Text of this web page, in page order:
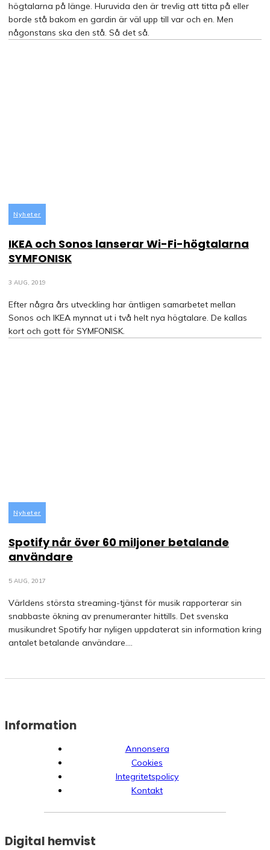
högtalarna på länge. Huruvida den är trevlig att titta på eller
borde stå bakom en gardin är väl upp till var och en. Men
någonstans ska den stå. Så det så.
Nyheter
IKEA och Sonos lanserar Wi-Fi-högtalarna
SYMFONISK
3 AUG, 2019
Efter några års utveckling har äntligen samarbetet mellan
Sonos och IKEA mynnat ut i två helt nya högtalare. De kallas
kort och gott för SYMFONISK.
Nyheter
Spotify når över 60 miljoner betalande
användare
5 AUG, 2017
Världens största streaming-tjänst för musik rapporterar sin
snabbaste ökning av prenumeranter hittills. Det svenska
musikundret Spotify har nyligen uppdaterat sin information kring
antalet betalande användare....
Information
Annonsera
Cookies
Integritetspolicy
Kontakt
Digital hemvist